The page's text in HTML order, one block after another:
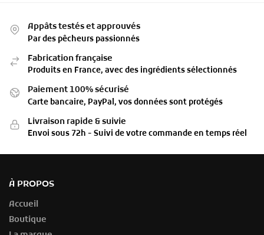
Appâts testés et approuvés
Par des pêcheurs passionnés
Fabrication française
Produits en France, avec des ingrédients sélectionnés
Paiement 100% sécurisé
Carte bancaire, PayPal, vos données sont protégés
Livraison rapide & suivie
Envoi sous 72h - Suivi de votre commande en temps réel
À PROPOS
Accueil
Boutique